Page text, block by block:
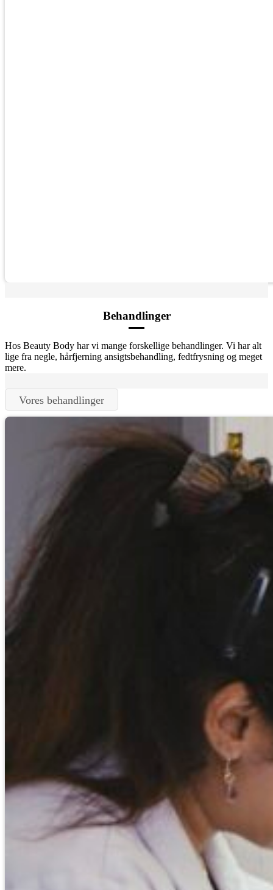
Behandlinger
Hos Beauty Body har vi mange forskellige behandlinger. Vi har alt
lige fra negle, hårfjerning ansigtsbehandling, fedtfrysning og meget
mere.
Vores behandlinger